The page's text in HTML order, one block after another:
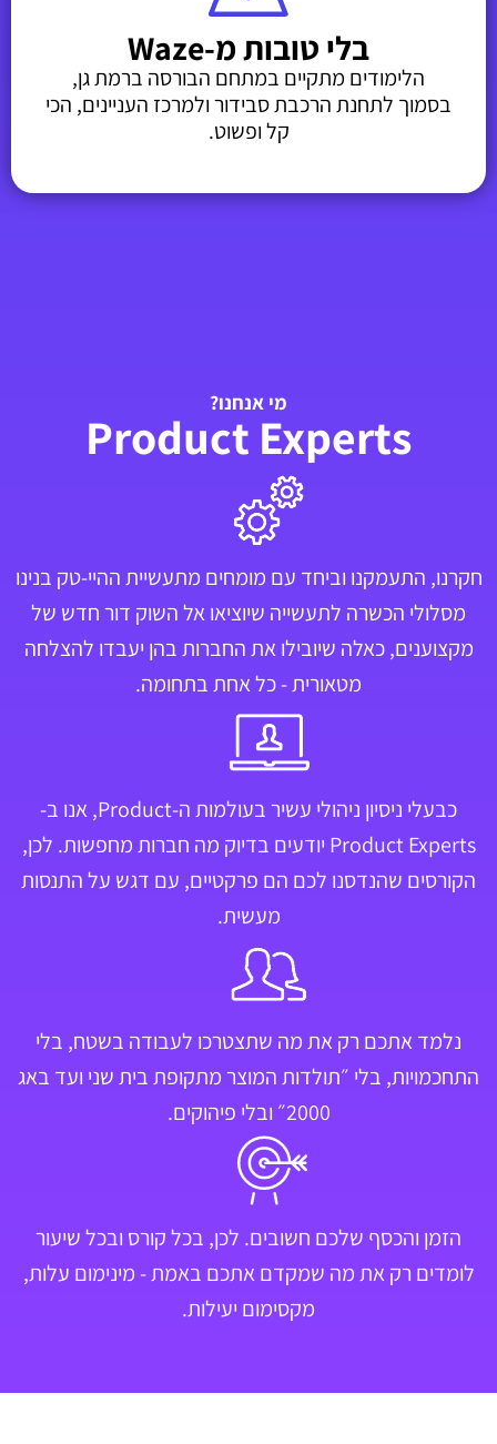
בלי טובות מ-Waze
הלימודים מתקיים במתחם הבורסה ברמת גן,
בסמוך לתחנת הרכבת סבידור ולמרכז העניינים, הכי
קל ופשוט.
מי אנחנו?
Product Experts
חקרנו, התעמקנו וביחד עם מומחים מתעשיית ההיי-טק בנינו
מסלולי הכשרה לתעשייה שיוציאו אל השוק דור חדש של
מקצוענים, כאלה שיובילו את החברות בהן יעבדו להצלחה
מטאורית - כל אחת בתחומה.
כבעלי ניסיון ניהולי עשיר בעולמות ה-Product, אנו ב-
Product Experts יודעים בדיוק מה חברות מחפשות. לכן,
הקורסים שהנדסנו לכם הם פרקטיים, עם דגש על התנסות
מעשית.
נלמד אתכם רק את מה שתצטרכו לעבודה בשטח, בלי
התחכמויות, בלי ״תולדות המוצר מתקופת בית שני ועד באג
2000״ ובלי פיהוקים.
הזמן והכסף שלכם חשובים. לכן, בכל קורס ובכל שיעור
לומדים רק את מה שמקדם אתכם באמת - מינימום עלות,
מקסימום יעילות.